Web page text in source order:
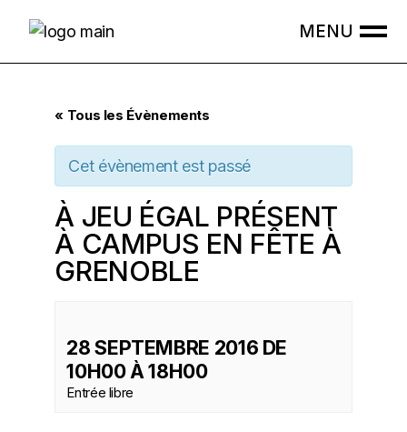
« Tous les Évènements
Cet évènement est passé
À JEU ÉGAL PRÉSENT
À CAMPUS EN FÊTE À
GRENOBLE
28 SEPTEMBRE 2016 DE
10H00À18H00
Entrée libre